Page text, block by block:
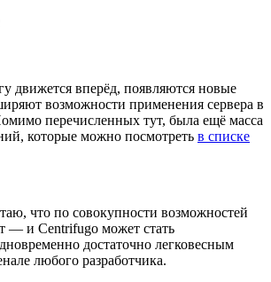
движется вперёд, появляются новые
возможности применения сервера в
перечисленных тут, была ещё масса
которые можно посмотреть в списке
что по совокупности возможностей
— и Centrifugo может стать
достаточно легковесным
любого разработчика.